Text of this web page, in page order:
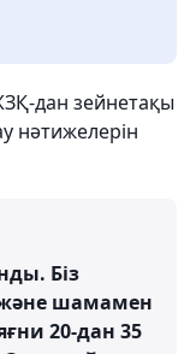
дан зейнетақы
нәтижелерін
Біз
шамамен
20-дан 35